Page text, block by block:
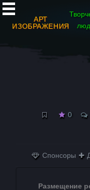
АРТ
ИЗОБРАЖЕНИЯ
0
Спонсоры
Размещение